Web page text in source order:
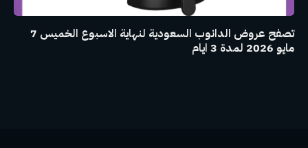
تصفح عروض الدانوب السعودية لنهاية الاسبوع الخميس 7
مايو 2026 لمدة 3 ايام